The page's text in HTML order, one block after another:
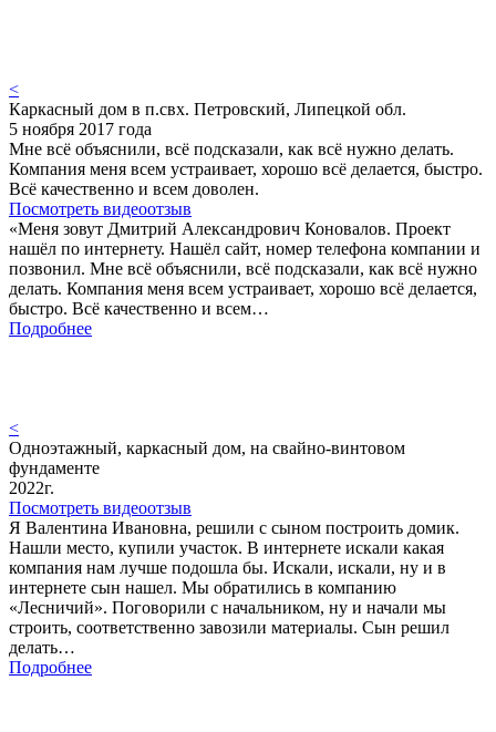
<
Каркасный дом в п.свх. Петровский, Липецкой обл.
5 ноября 2017 года
Мне всё объяснили, всё подсказали, как всё нужно делать.
Компания меня всем устраивает, хорошо всё делается, быстро.
Всё качественно и всем доволен.
Посмотреть видеоотзыв
«Меня зовут Дмитрий Александрович Коновалов. Проект
нашёл по интернету. Нашёл сайт, номер телефона компании и
позвонил. Мне всё объяснили, всё подсказали, как всё нужно
делать. Компания меня всем устраивает, хорошо всё делается,
быстро. Всё качественно и всем…
Подробнее
<
Одноэтажный, каркасный дом, на свайно-винтовом
фундаменте
2022г.
Посмотреть видеоотзыв
Я Валентина Ивановна, решили с сыном построить домик.
Нашли место, купили участок. В интернете искали какая
компания нам лучше подошла бы. Искали, искали, ну и в
интернете сын нашел. Мы обратились в компанию
«Лесничий». Поговорили с начальником, ну и начали мы
строить, соответственно завозили материалы. Сын решил
делать…
Подробнее